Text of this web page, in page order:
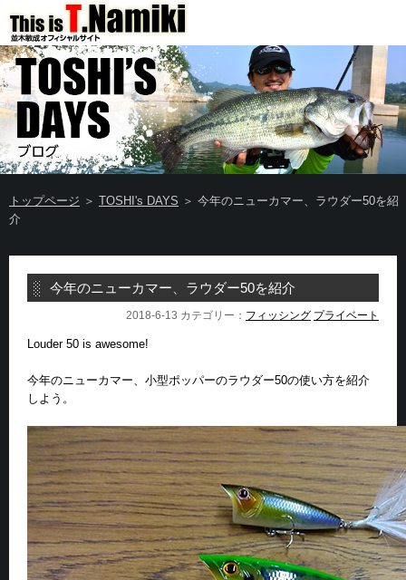
トップページ ＞ TOSHI's DAYS ＞ 今年のニューカマー、ラウダー50を紹
介
今年のニューカマー、ラウダー50を紹介
2018-6-13 カテゴリー： フィッシング プライベート
Louder 50 is awesome!
今年のニューカマー、小型ポッパーのラウダー50の使い方を紹介
しよう。